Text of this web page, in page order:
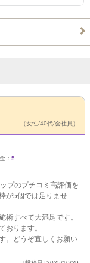
（女性/40代/会社員）
： 5
プのプチコミ高評価を
が5個では足りませ
術すべて大満足です。
おります。
。どうぞ宜しくお願い